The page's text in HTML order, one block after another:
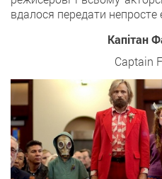
вдалося передати непросте
Капітан
Captain